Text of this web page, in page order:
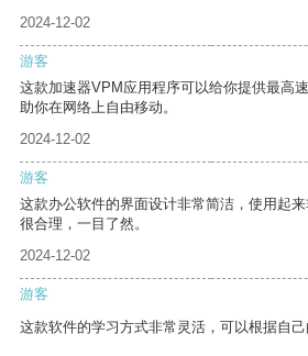
2024-12-02
游客
这款加速器VPM应用程序可以给你提供最高
助你在网络上自由移动。
2024-12-02
游客
这款办公软件的界面设计非常简洁，使用起
很合理，一目了然。
2024-12-02
游客
这款软件的学习方式非常灵活，可以根据自己